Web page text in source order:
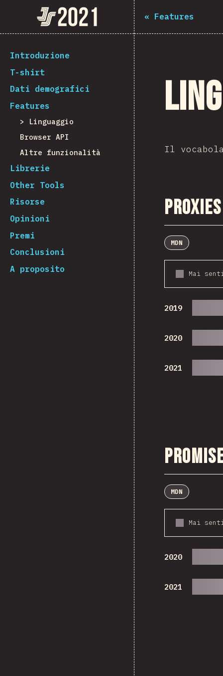
The State of JS 2021
[it-IT] general.back_to_intro
Introduzione
T-shirt
Dati demografici
Features
Linguaggio
Browser API
Altre funzionalità
Librerie
Other Tools
Risorse
Opinioni
Premi
Conclusioni
A proposito
« Features
Il
Proxies
MDN
Mai
2019
2020
2021
MDN
Mai
2020
2021
Navigated to The State of JS 2021